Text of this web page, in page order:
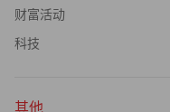
财富活动
科技
其他